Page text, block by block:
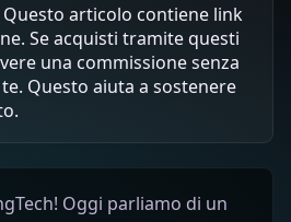
Questo articolo contiene link
Se acquisti tramite questi
una commissione senza
Questo aiuta a sostenere
Oggi parliamo di un